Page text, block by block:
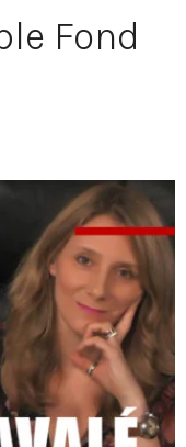
Fond